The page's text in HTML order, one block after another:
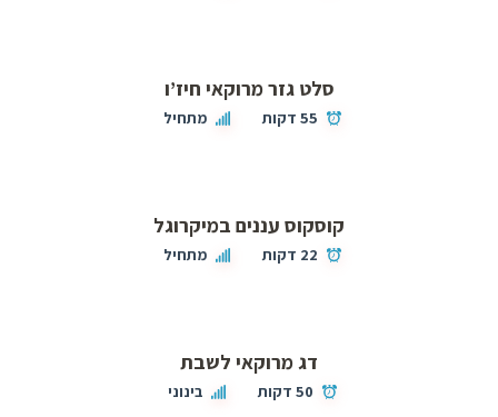
סלט גזר מרוקאי חיז’ו
55 דקות מתחיל
קוסקוס עננים במיקרוגל
22 דקות מתחיל
דג מרוקאי לשבת
50 דקות בינוני